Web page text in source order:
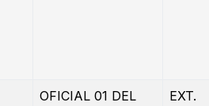
OFICIAL 01 DEL
EXT.